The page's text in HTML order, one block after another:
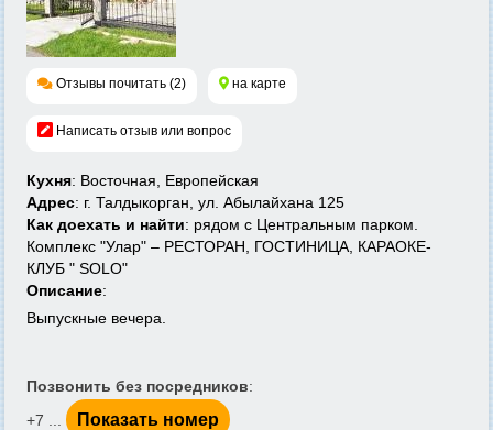
Отзывы почитать (2) на карте
Написать отзыв или вопрос
Кухня: Восточная, Европейская
Адрес: г. Талдыкорган, ул. Абылайхана 125
Как доехать и найти: рядом с Центральным парком.
Комплекс "Улар" – РЕСТОРАН, ГОСТИНИЦА, КАРАОКЕ-
КЛУБ " SOLO"
Описание:
Выпускные вечера.
Позвонить без посредников:
+7 ...
Показать номер